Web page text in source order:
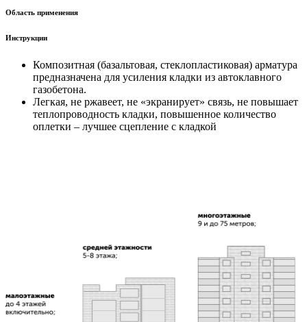
Область применения
Инструкции
Композитная (базальтовая, стеклопластиковая) арматура
предназначена для усиления кладки из автоклавного
газобетона.
Легкая, не ржавеет, не «экранирует» связь, не повышает
теплопроводность кладки, повышенное количество
оплетки – лучшее сцепление с кладкой